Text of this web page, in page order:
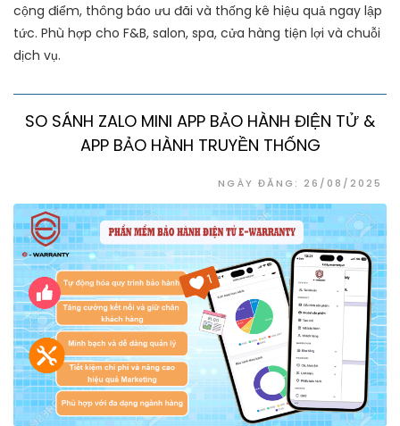
cộng điểm, thông báo ưu đãi và thống kê hiệu quả ngay lập
tức. Phù hợp cho F&B, salon, spa, cửa hàng tiện lợi và chuỗi
dịch vụ.
SO SÁNH ZALO MINI APP BẢO HÀNH ĐIỆN TỬ &
APP BẢO HÀNH TRUYỀN THỐNG
NGÀY ĐĂNG: 26/08/2025